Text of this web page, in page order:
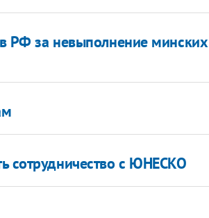
РФ за невыполнение минских
сотрудничество с ЮНЕСКО